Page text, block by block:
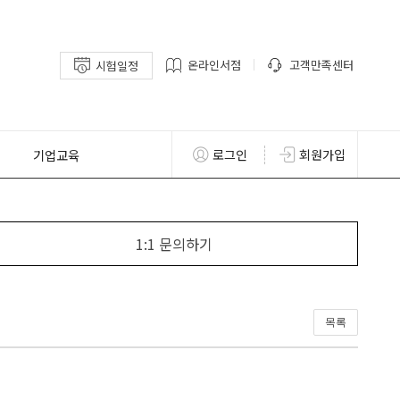
시험일정 온라인서점 고객만족센터
기업교육 로그인 회원가입
1:1 문의하기
목록